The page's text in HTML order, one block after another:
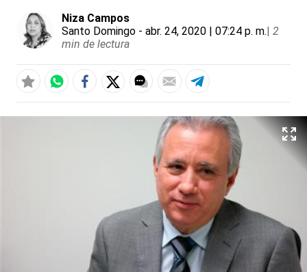
Niza Campos
Santo Domingo - abr. 24, 2020 | 07:24 p. m.| 2
min de lectura